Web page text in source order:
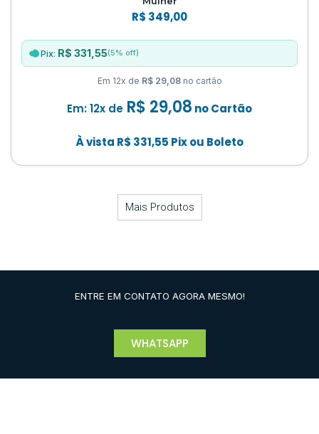
R$ 349,00
Pix: R$ 331,55(5% off)
Em 12x de R$ 29,08no cartão
Em: 12x de R$ 29,08 no Cartão
À vista R$ 331,55 Pix ou Boleto
Mais Produtos
ENTRE EM CONTATO AGORA MESMO!
WHATSAPP